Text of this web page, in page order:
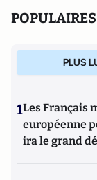
POPULAIRES
PLUS
1Les Français
européenne
ira le grand